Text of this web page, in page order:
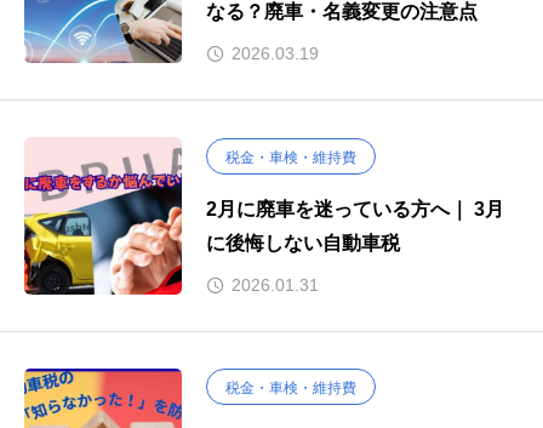
なる？廃車・名義変更の注意点
2026.03.19
税金・車検・維持費
2月に廃車を迷っている方へ｜ 3月
に後悔しない自動車税
2026.01.31
税金・車検・維持費